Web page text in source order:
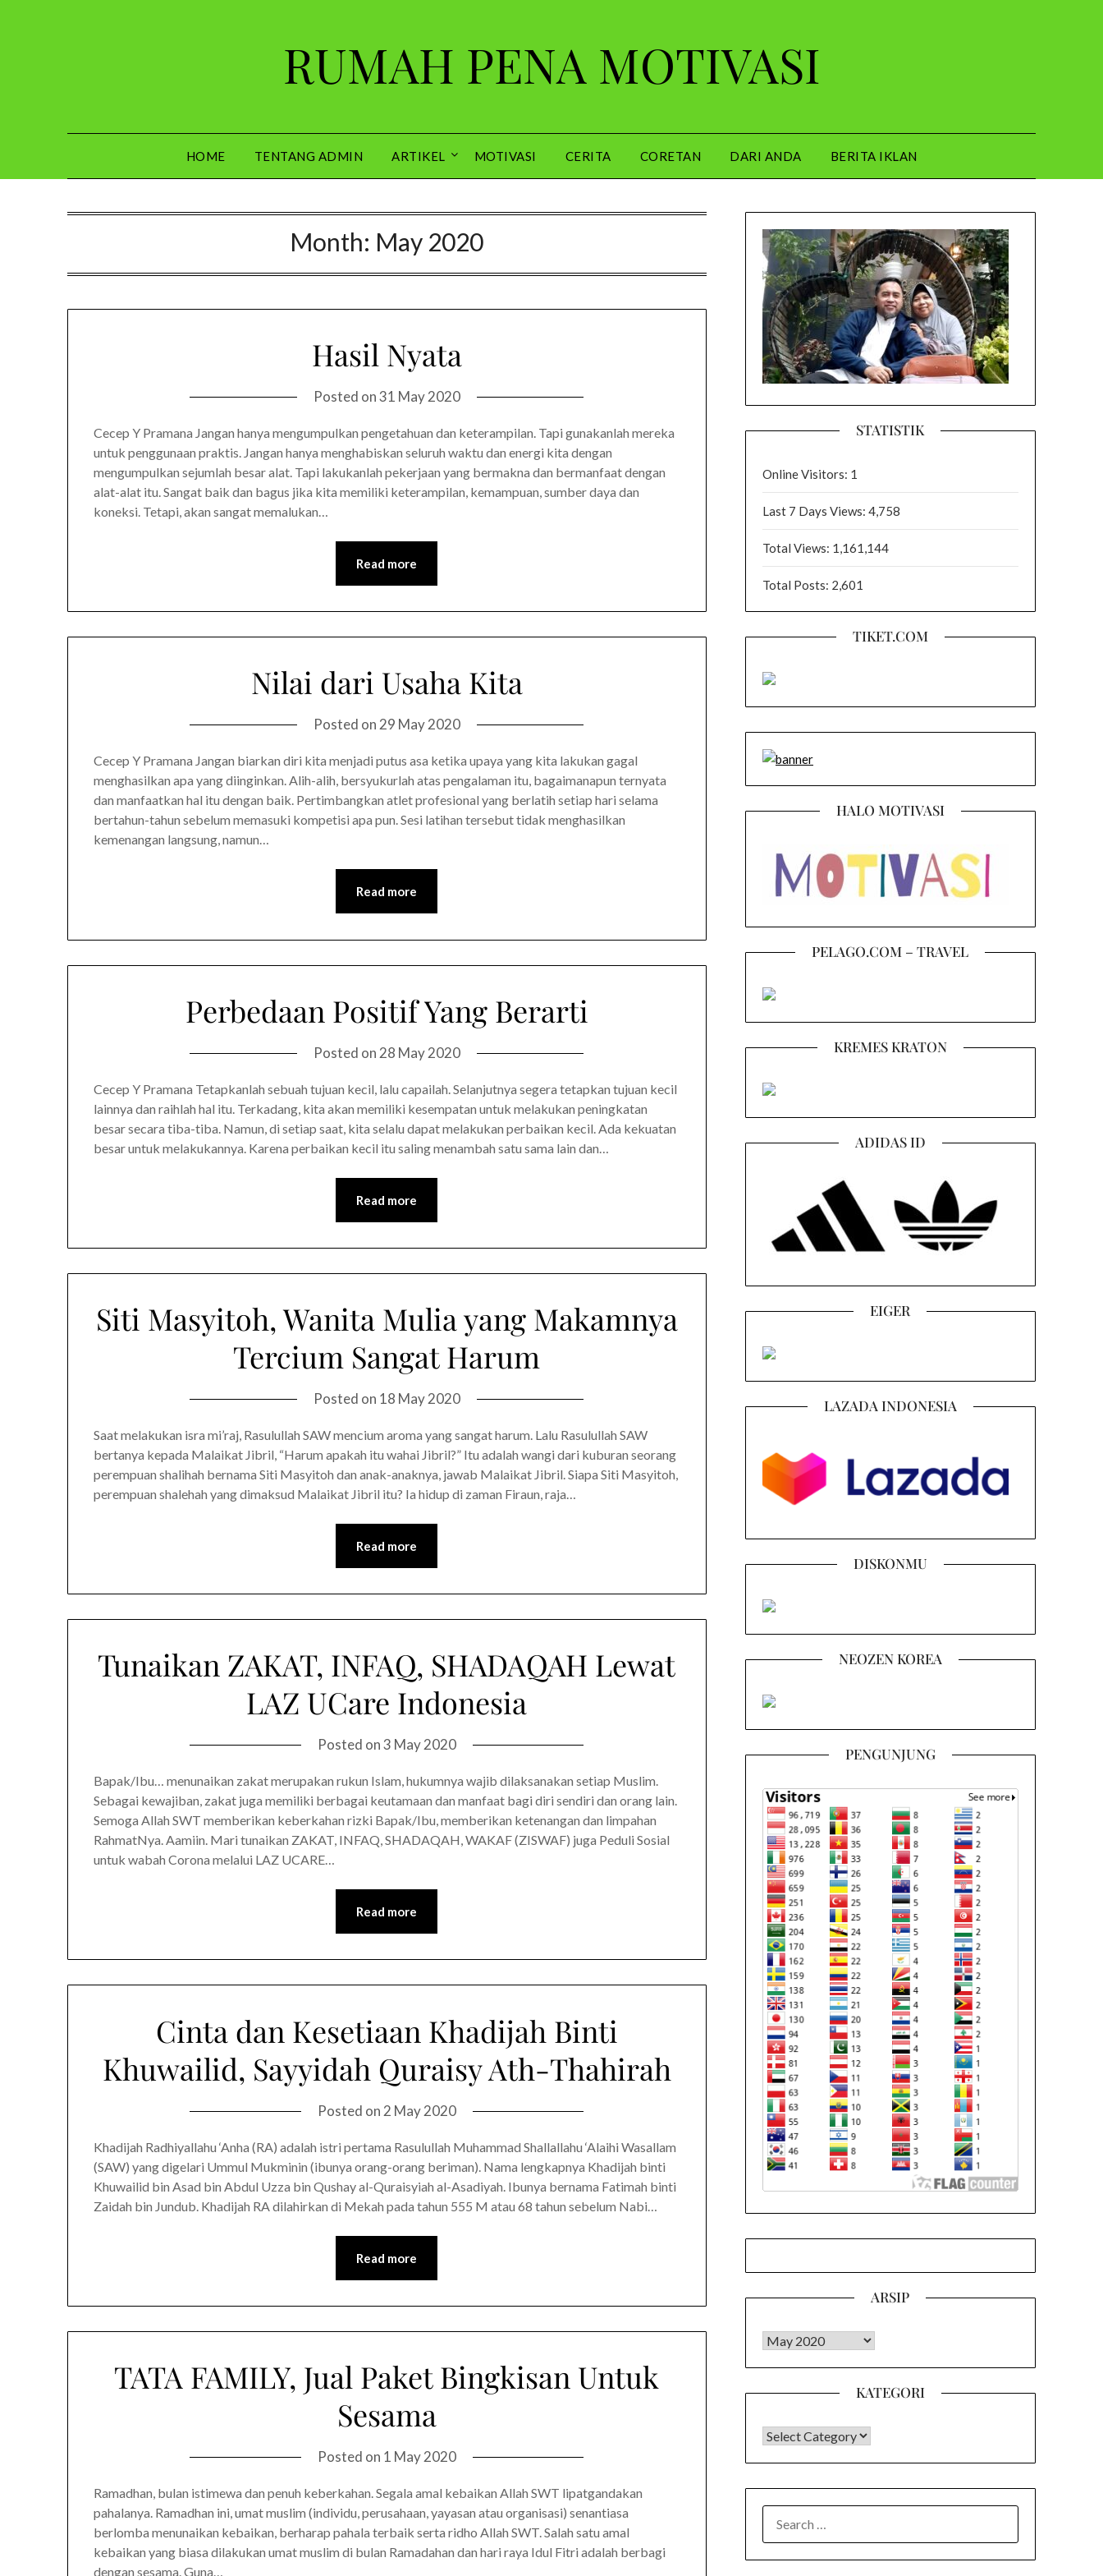
RUMAH PENA MOTIVASI
HOME TENTANG ADMIN ARTIKEL MOTIVASI CERITA CORETAN DARI ANDA BERITA IKLAN
Month: May 2020
Hasil Nyata
Posted on31 May 2020
Cecep Y Pramana Jangan hanya mengumpulkan pengetahuan dan keterampilan. Tapi gunakanlah mereka
untuk penggunaan praktis. Jangan hanya menghabiskan seluruh waktu dan energi kita dengan
mengumpulkan sejumlah besar alat. Tapi lakukanlah pekerjaan yang bermakna dan bermanfaat dengan
alat-alat itu. Sangat baik dan bagus jika kita memiliki keterampilan, kemampuan, sumber daya dan
koneksi. Tetapi, akan sangat memalukan…
Read more
Nilai dari Usaha Kita
Posted on29 May 2020
Cecep Y Pramana Jangan biarkan diri kita menjadi putus asa ketika upaya yang kita lakukan gagal
menghasilkan apa yang diinginkan. Alih-alih, bersyukurlah atas pengalaman itu, bagaimanapun ternyata
dan manfaatkan hal itu dengan baik. Pertimbangkan atlet profesional yang berlatih setiap hari selama
bertahun-tahun sebelum memasuki kompetisi apa pun. Sesi latihan tersebut tidak menghasilkan
kemenangan langsung, namun…
Read more
Perbedaan Positif Yang Berarti
Posted on 28 May 2020
Cecep Y Pramana Tetapkanlah sebuah tujuan kecil, lalu capailah. Selanjutnya segera tetapkan tujuan kecil
lainnya dan raihlah hal itu. Terkadang, kita akan memiliki kesempatan untuk melakukan peningkatan
besar secara tiba-tiba. Namun, di setiap saat, kita selalu dapat melakukan perbaikan kecil. Ada kekuatan
besar untuk melakukannya. Karena perbaikan kecil itu saling menambah satu sama lain dan…
Read more
Siti Masyitoh, Wanita Mulia yang Makamnya
Tercium Sangat Harum
Posted on 18 May 2020
Saat melakukan isra mi’raj, Rasulullah SAW mencium aroma yang sangat harum. Lalu Rasulullah SAW
bertanya kepada Malaikat Jibril, “Harum apakah itu wahai Jibril?” Itu adalah wangi dari kuburan seorang
perempuan shalihah bernama Siti Masyitoh dan anak-anaknya, jawab Malaikat Jibril. Siapa Siti Masyitoh,
perempuan shalehah yang dimaksud Malaikat Jibril itu? Ia hidup di zaman Firaun, raja…
Read more
Tunaikan ZAKAT, INFAQ, SHADAQAH Lewat
LAZ UCare Indonesia
Posted on3 May 2020
Bapak/Ibu… menunaikan zakat merupakan rukun Islam, hukumnya wajib dilaksanakan setiap Muslim.
Sebagai kewajiban, zakat juga memiliki berbagai keutamaan dan manfaat bagi diri sendiri dan orang lain.
Semoga Allah SWT memberikan keberkahan rizki Bapak/Ibu, memberikan ketenangan dan limpahan
RahmatNya. Aamiin. Mari tunaikan ZAKAT, INFAQ, SHADAQAH, WAKAF (ZISWAF) juga Peduli Sosial
untuk wabah Corona melalui LAZ UCARE…
Read more
Cinta dan Kesetiaan Khadijah Binti
Khuwailid, Sayyidah Quraisy Ath-Thahirah
Posted on 2 May 2020
Khadijah Radhiyallahu ‘Anha (RA) adalah istri pertama Rasulullah Muhammad Shallallahu ‘Alaihi Wasallam
(SAW) yang digelari Ummul Mukminin (ibunya orang-orang beriman). Nama lengkapnya Khadijah binti
Khuwailid bin Asad bin Abdul Uzza bin Qushay al-Quraisyiah al-Asadiyah. Ibunya bernama Fatimah binti
Zaidah bin Jundub. Khadijah RA dilahirkan di Mekah pada tahun 555 M atau 68 tahun sebelum Nabi…
Read more
TATA FAMILY, Jual Paket Bingkisan Untuk
Sesama
Posted on 1 May 2020
Ramadhan, bulan istimewa dan penuh keberkahan. Segala amal kebaikan Allah SWT lipatgandakan
pahalanya. Ramadhan ini, umat muslim (individu, perusahaan, yayasan atau organisasi) senantiasa
berlomba menunaikan kebaikan, berharap pahala terbaik serta ridho Allah SWT. Salah satu amal
kebaikan yang biasa dilakukan umat muslim di bulan Ramadahan dan hari raya Idul Fitri adalah berbagi
dengan sesama. Guna…
STATISTIK
Online Visitors: 1
Last 7 Days Views: 4,758
Total Views: 1,161,144
Total Posts: 2,601
TIKET.COM
HALO MOTIVASI
PELAGO.COM – TRAVEL
KREMES KRATON
ADIDAS ID
EIGER
LAZADA INDONESIA
DISKONMU
NEOZEN KOREA
PENGUNJUNG
ARSIP
Arsip
KATEGORI
KATEGORI
FOR: